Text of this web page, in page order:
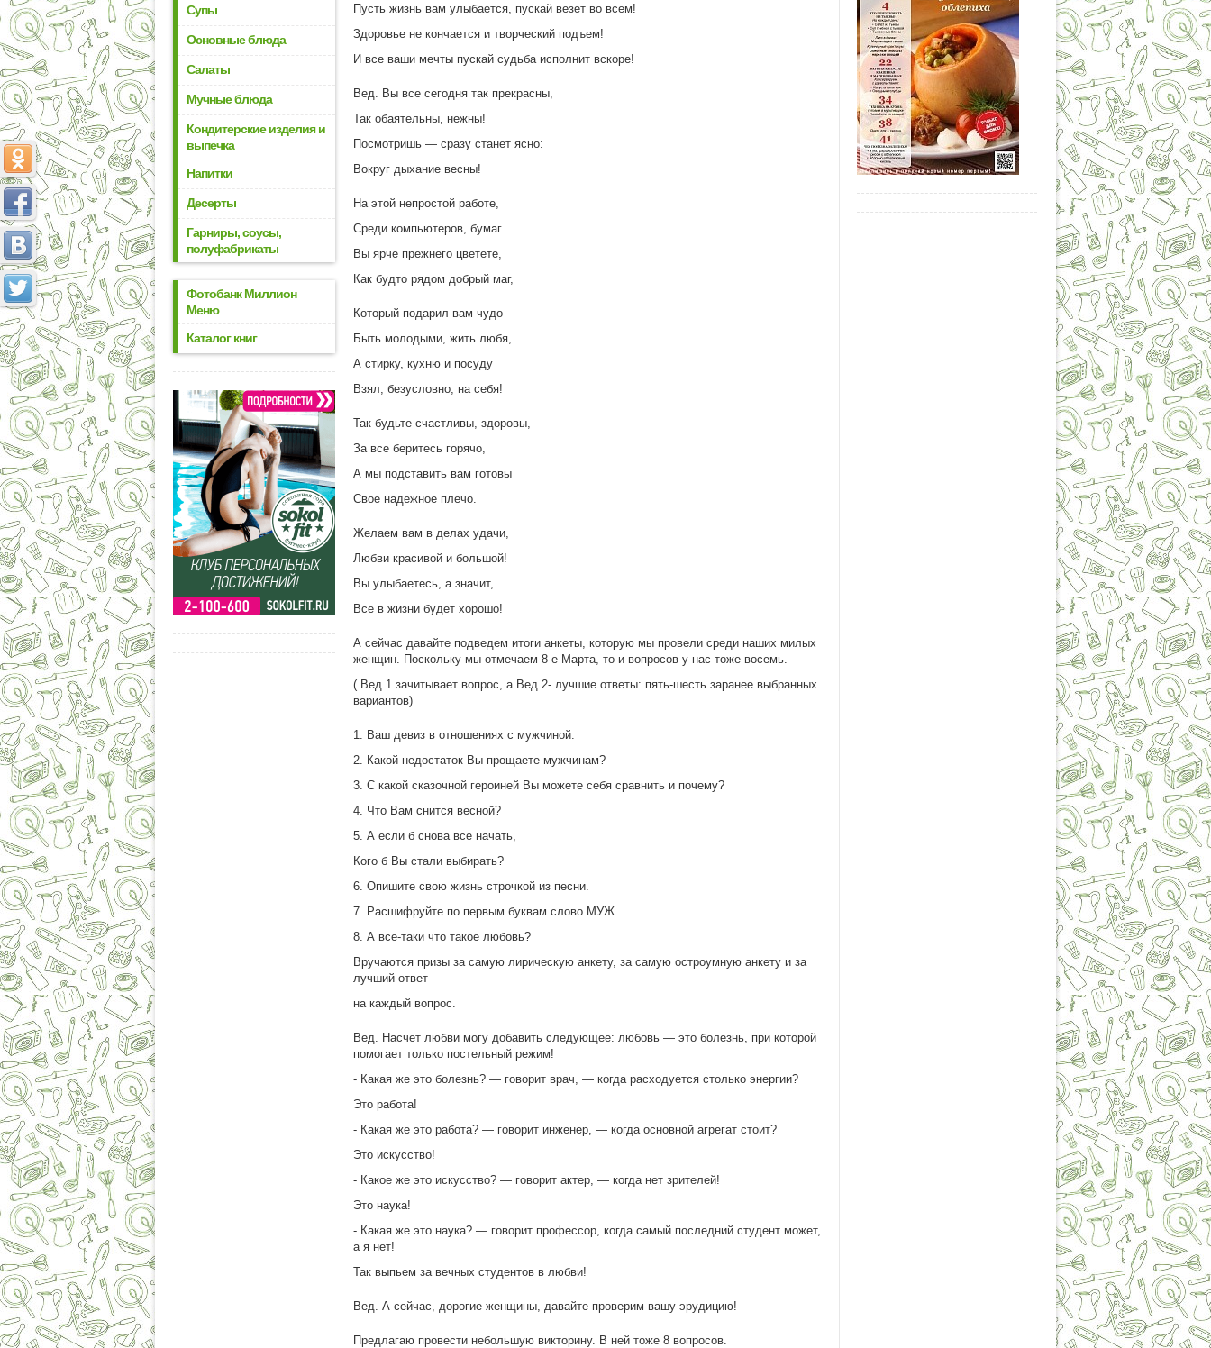
Супы
Основные блюда
Салаты
Мучные блюда
Кондитерские изделия и
выпечка
Напитки
Десерты
Гарниры, соусы,
полуфабрикаты
Фотобанк Миллион
Меню
Каталог книг
Пусть жизнь вам улыбается, пускай везет во всем!
Здоровье не кончается и творческий подъем!
И все ваши мечты пускай судьба исполнит вскоре!
Вед. Вы все сегодня так прекрасны,
Так обаятельны, нежны!
Посмотришь — сразу станет ясно:
Вокруг дыхание весны!
На этой непростой работе,
Среди компьютеров, бумаг
Вы ярче прежнего цветете,
Как будто рядом добрый маг,
Который подарил вам чудо
Быть молодыми, жить любя,
А стирку, кухню и посуду
Взял, безусловно, на себя!
Так будьте счастливы, здоровы,
За все беритесь горячо,
А мы подставить вам готовы
Свое надежное плечо.
Желаем вам в делах удачи,
Любви красивой и большой!
Вы улыбаетесь, а значит,
Все в жизни будет хорошо!
А сейчас давайте подведем итоги анкеты, которую мы провели среди наших милых
женщин. Поскольку мы отмечаем 8-е Марта, то и вопросов у нас тоже восемь.
( Вед.1 зачитывает вопрос, а Вед.2- лучшие ответы: пять-шесть заранее выбранных
вариантов)
1. Ваш девиз в отношениях с мужчиной.
2. Какой недостаток Вы прощаете мужчинам?
3. С какой сказочной героиней Вы можете себя сравнить и почему?
4. Что Вам снится весной?
5. А если б снова все начать,
Кого б Вы стали выбирать?
6. Опишите свою жизнь строчкой из песни.
7. Расшифруйте по первым буквам слово МУЖ.
8. А все-таки что такое любовь?
Вручаются призы за самую лирическую анкету, за самую остроумную анкету и за
лучший ответ
на каждый вопрос.
Вед. Насчет любви могу добавить следующее: любовь — это болезнь, при которой
помогает только постельный режим!
- Какая же это болезнь? — говорит врач, — когда расходуется столько энергии?
Это работа!
- Какая же это работа? — говорит инженер, — когда основной агрегат стоит?
Это искусство!
- Какое же это искусство? — говорит актер, — когда нет зрителей!
Это наука!
- Какая же это наука? — говорит профессор, когда самый последний студент может,
а я нет!
Так выпьем за вечных студентов в любви!
Вед. А сейчас, дорогие женщины, давайте проверим вашу эрудицию!
Предлагаю провести небольшую викторину. В ней тоже 8 вопросов.